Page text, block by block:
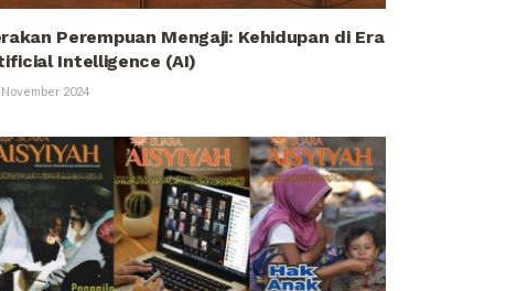
Perempuan Mengaji: Kehidupan di Era
Intelligence (AI)
November 2024